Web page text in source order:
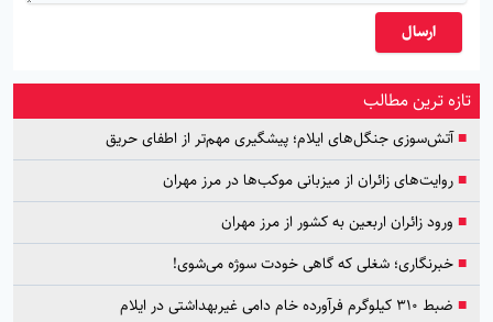
ارسال
تازه ترین مطالب
■آتش‌سوزی جنگل‌های ایلام؛ پیشگیری مهم‌تر از اطفای حریق
■روایت‌های زائران از میزبانی موکب‌ها در مرز مهران
■ ورود زائران اربعین به کشور از مرز مهران
■خبرنگاری؛ شغلی که گاهی خودت سوژه می‌شوی!
■ ضبط ۳۱۰ کیلوگرم فرآورده خام دامی غیربهداشتی در ایلام